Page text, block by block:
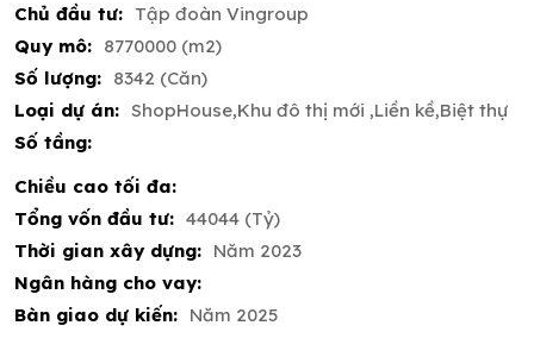
Chủ đầu tư: Tập đoàn Vingroup
Quy mô: 8770000 (m2)
Số lượng: 8342 (Căn)
Loại dự án: ShopHouse,Khu đô thị mới ,Liền kề,Biệt thự
Số tầng:
Chiều cao tối đa:
Tổng vốn đầu tư: 44044 (Tỷ)
Thời gian xây dựng: Năm 2023
Ngân hàng cho vay:
Bàn giao dự kiến: Năm 2025